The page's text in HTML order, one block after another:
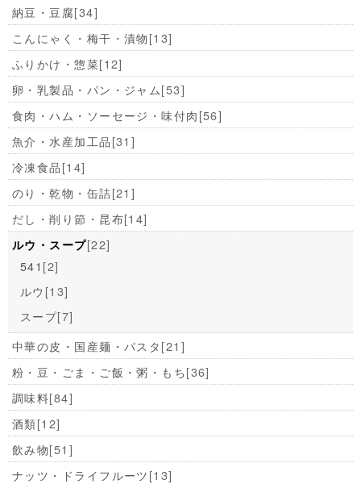
納豆・豆腐[34]
こんにゃく・梅干・漬物[13]
ふりかけ・惣菜[12]
卵・乳製品・パン・ジャム[53]
食肉・ハム・ソーセージ・味付肉[56]
魚介・水産加工品[31]
冷凍食品[14]
のり・乾物・缶詰[21]
だし・削り節・昆布[14]
ルウ・スープ[22]
541 [2]
ルウ [13]
スープ[7]
中華の皮・国産麺・パスタ[21]
粉・豆・ごま・ご飯・粥・もち[36]
調味料[84]
酒類[12]
飲み物[51]
ナッツ・ドライフルーツ[13]